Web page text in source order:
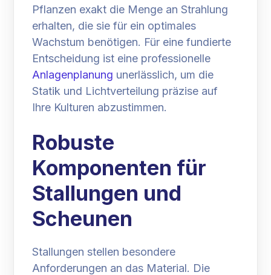
Pflanzen exakt die Menge an Strahlung
erhalten, die sie für ein optimales
Wachstum benötigen. Für eine fundierte
Entscheidung ist eine professionelle
Anlagenplanung unerlässlich, um die
Statik und Lichtverteilung präzise auf
Ihre Kulturen abzustimmen.
Robuste
Komponenten für
Stallungen und
Scheunen
Stallungen stellen besondere
Anforderungen an das Material. Die